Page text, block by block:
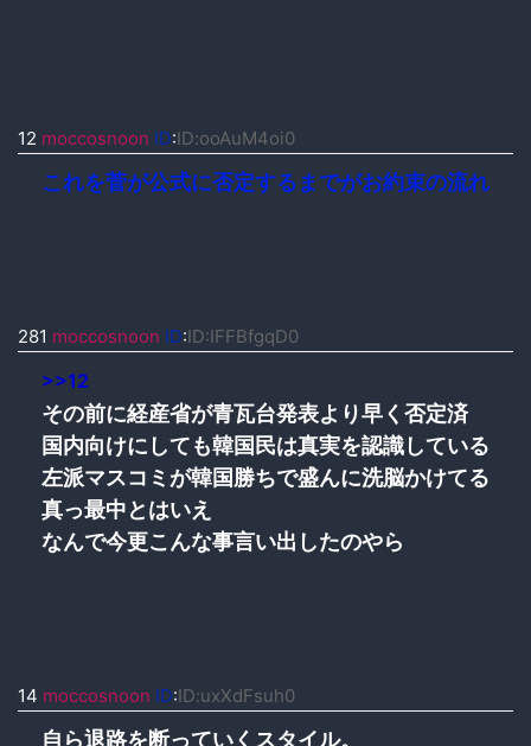
12 moccosnoon ID:ID:ooAuM4oi0
これを菅が公式に否定するまでがお約束の流れ
281 moccosnoon ID:ID:IFFBfgqD0
>>12
その前に経産省が青瓦台発表より早く否定済
国内向けにしても韓国民は真実を認識している
左派マスコミが韓国勝ちで盛んに洗脳かけてる
真っ最中とはいえ
なんで今更こんな事言い出したのやら
14 moccosnoon ID:ID:uxXdFsuh0
自ら退路を断っていくスタイル。